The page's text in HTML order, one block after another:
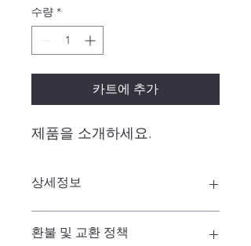
수량 *
카트에 추가
제품을 소개하세요.
상세정보
품의 크기, 재질, 관리방법 등 친절하고
환불 및 교환 정책